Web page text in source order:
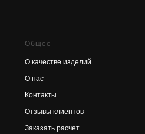
Общее
О качестве изделий
О нас
Контакты
Отзывы клиентов
Заказать расчет